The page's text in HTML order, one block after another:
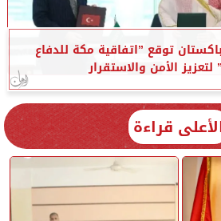
توقع ”اتفاقية مكة للدفاع
الأمن والاستقرار
قراءة